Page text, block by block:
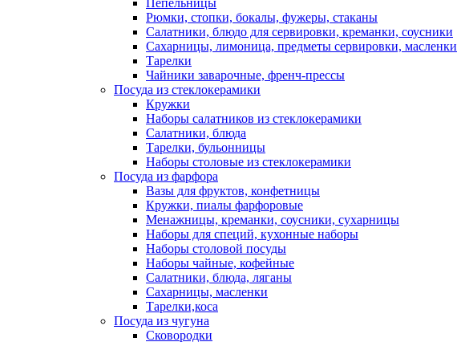
Пепельницы
Рюмки, стопки, бокалы, фужеры, стаканы
Салатники, блюдо для сервировки, креманки, соусники
Сахарницы, лимоница, предметы сервировки, масленки
Тарелки
Чайники заварочные, френч-прессы
Посуда из стеклокерамики
Кружки
Наборы салатников из стеклокерамики
Салатники, блюда
Тарелки, бульонницы
Наборы столовые из стеклокерамики
Посуда из фарфора
Вазы для фруктов, конфетницы
Кружки, пиалы фарфоровые
Менажницы, креманки, соусники, сухарницы
Наборы для специй, кухонные наборы
Наборы столовой посуды
Наборы чайные, кофейные
Салатники, блюда, ляганы
Сахарницы, масленки
Тарелки,коса
Посуда из чугуна
Сковородки